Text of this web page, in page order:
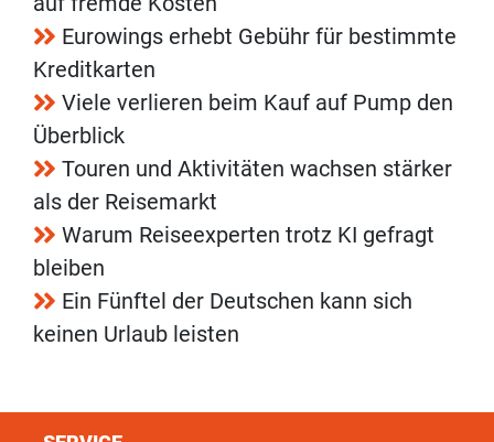
Eurowings erhebt Gebühr für bestimmte
Kreditkarten
Viele verlieren beim Kauf auf Pump den
Überblick
Touren und Aktivitäten wachsen stärker
als der Reisemarkt
Warum Reiseexperten trotz KI gefragt
bleiben
Ein Fünftel der Deutschen kann sich
keinen Urlaub leisten